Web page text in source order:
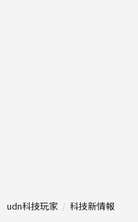
udn科技玩家 科技新情報